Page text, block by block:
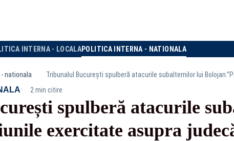
INTERNA - LOCALAPOLITICA INTERNA - NATIONALA
nationala
· 2 min citire
spulberă atacurile
exercitate asupra